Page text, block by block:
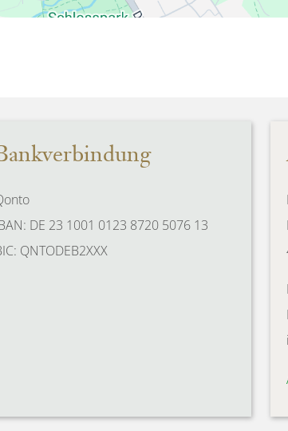
DE 23 1001 0123 8720 5076 13
QNTODEB2XXX